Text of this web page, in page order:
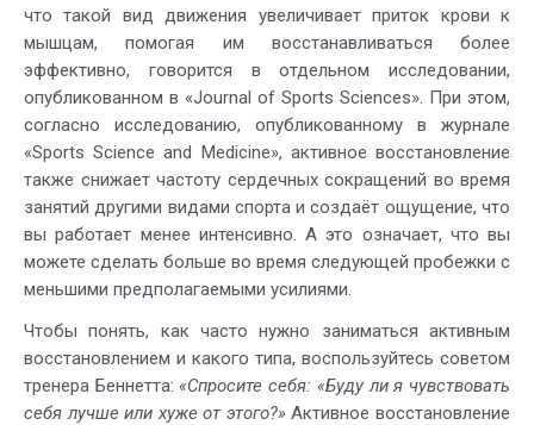
что такой вид движения увеличивает приток крови к
мышцам, помогая им восстанавливаться более
эффективно, говорится в отдельном исследовании,
опубликованном в «Journal of Sports Sciences». При этом,
согласно исследованию, опубликованному в журнале
«Sports Science and Medicine», активное восстановление
также снижает частоту сердечных сокращений во время
занятий другими видами спорта и создаёт ощущение, что
вы работает менее интенсивно. А это означает, что вы
можете сделать больше во время следующей пробежки с
меньшими предполагаемыми усилиями.
Чтобы понять, как часто нужно заниматься активным
восстановлением и какого типа, воспользуйтесь советом
тренера Беннетта:«Спросите себя: «Буду ли я чувствовать
себя лучше или хуже от этого?» Активное восстановление